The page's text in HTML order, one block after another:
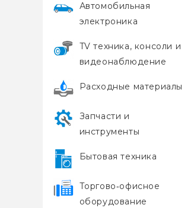
Автомобильная
электроника
TV техника, консоли и
видеонаблюдение
Расходные материалы
Запчасти и
инструменты
Бытовая техника
Торгово‑офисное
оборудование